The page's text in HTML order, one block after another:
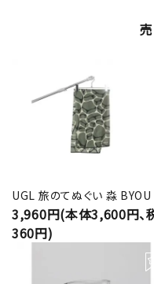
UGL 旅のてぬぐい 淼 BYOU
3,960円(本体3,600円、
360円)